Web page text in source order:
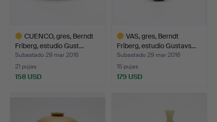
CUENCO, gres, Berndt
Friberg, estudio Gust…
Subastado 29 mar 2016
21 pujas
158 USD
VAS, gres, Berndt
Friberg, estudio Gustavs…
Subastado 29 mar 2016
15 pujas
179 USD